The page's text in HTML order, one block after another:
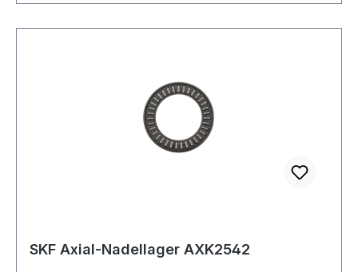
SKF Axial-Nadellager AXK2542